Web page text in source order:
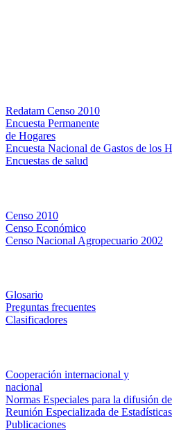
Redatam Censo 2010
Encuesta Permanente
de Hogares
Encuesta Nacional de Gastos de los
Encuestas de salud
Censo 2010
Censo Económico
Censo Nacional Agropecuario 2002
Glosario
Preguntas frecuentes
Clasificadores
Cooperación internacional y
nacional
Normas Especiales para la difusión
Reunión Especializada de
Publicaciones